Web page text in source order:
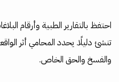
احتفظ بالتقارير الطبية وأرقام
تنشئ دليلًا. يحدد المحامي أثر
والفسخ والحق الخاص.